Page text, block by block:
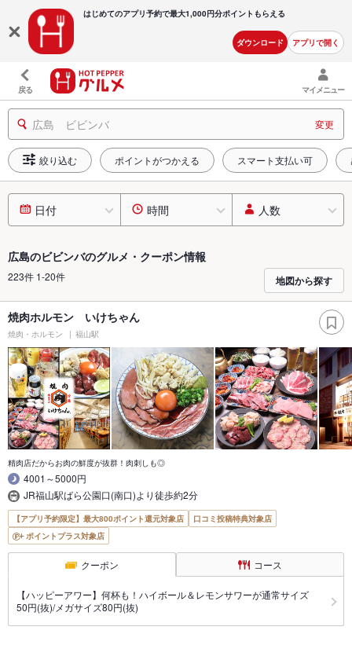
はじめてのアプリ予約で最大1,000円分ポイントもらえる
ダウンロード アプリで開く
戻る マイメニュー
広島 ビビンバ 変更
絞り込む ポイントがつかえる スマート支払い可
日付 時間 人数
広島のビビンバのグルメ・クーポン情報
223件 1-20件 地図から探す
焼肉ホルモン いけちゃん
焼肉・ホルモン 福山駅
精肉店だからお肉の鮮度が抜群！肉刺しも◎
4001～5000円
JR福山駅ばら公園口(南口)より徒歩約2分
【アプリ予約限定】最大800ポイント還元対象店
口コミ投稿特典対象店
ポイントプラス対象店
クーポン コース
【ハッピーアワー】何杯も！ハイボール＆レモンサワーが通常サイズ
50円(抜)/メガサイズ80円(抜)